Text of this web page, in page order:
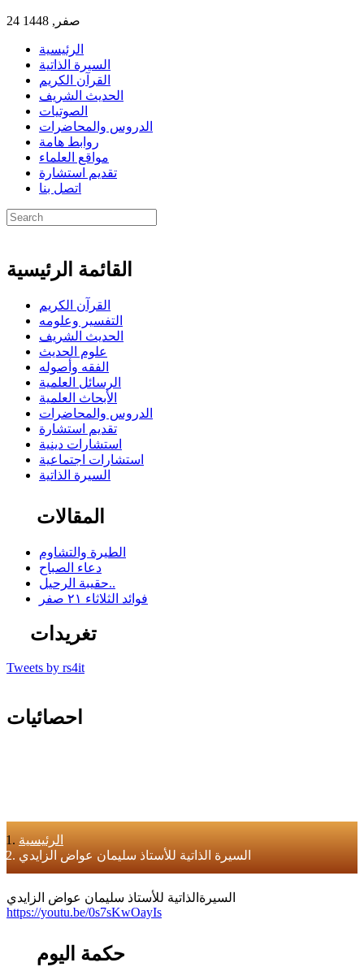
24 صفر, 1448
الرئيسية
السيرة الذاتية
القرآن الكريم
الحديث الشريف
الصوتيات
الدروس والمحاضرات
روابط هامة
مواقع العلماء
تقديم استشارة
اتصل بنا
القائمة الرئيسية
القرآن الكريم
التفسير وعلومه
الحديث الشريف
علوم الحديث
الفقه وأصوله
الرسائل العلمية
الأبحاث العلمية
الدروس والمحاضرات
تقديم استشارة
استشارات دينية
استشارات اجتماعية
السيرة الذاتية
المقالات
الطيرة والتشاوم
دعاء الصباح
حقيبة الرحيل..
فوائد الثلاثاء ٢١ صفر
تغريدات
Tweets by rs4it
احصائيات
الرئيسية
السيرة الذاتية للأستاذ سليمان عواض الزايدي
السيرةالذاتية للأستاذ سليمان عواض الزايدي
https://youtu.be/0s7sKwOayIs
حكمة اليوم